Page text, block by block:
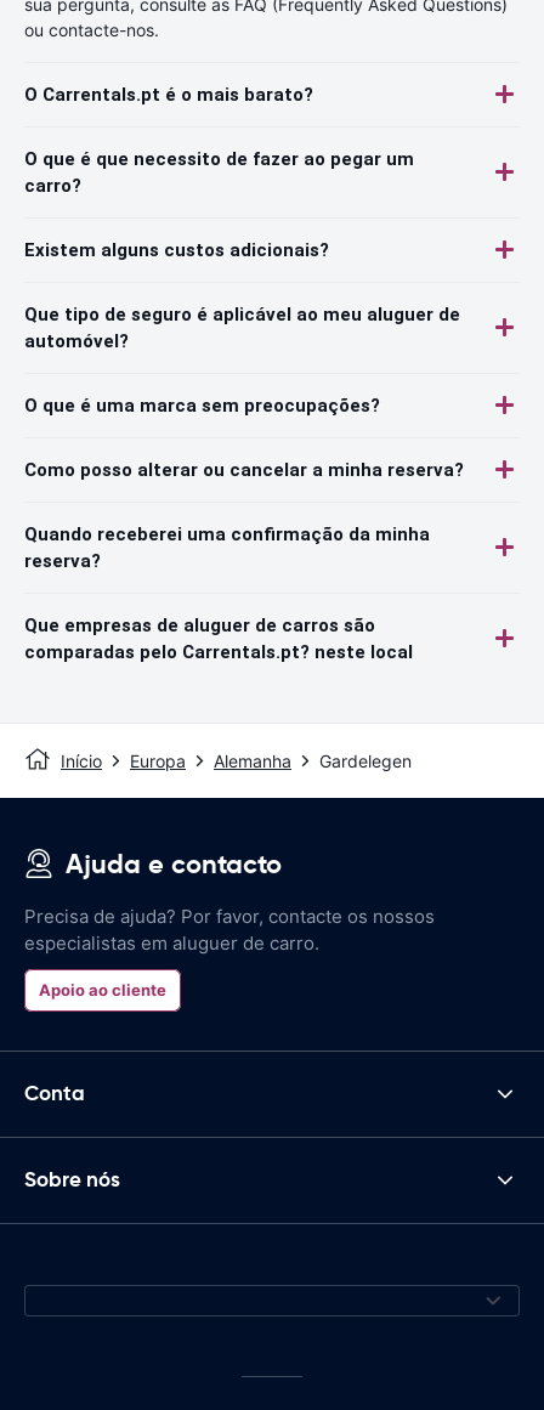
ou contacte-nos.
O Carrentals.pt é o mais barato?
O que é que necessito de fazer ao pegar um
carro?
Existem alguns custos adicionais?
Que tipo de seguro é aplicável ao meu aluguer de
automóvel?
O que é uma marca sem preocupações?
Como posso alterar ou cancelar a minha reserva?
Quando receberei uma confirmação da minha
reserva?
Que empresas de aluguer de carros são
comparadas pelo Carrentals.pt? neste local
Início Europa Alemanha Gardelegen
Ajuda e contacto
Precisa de ajuda? Por favor, contacte os nossos
especialistas em aluguer de carro.
Apoio ao cliente
Conta
Sobre nós